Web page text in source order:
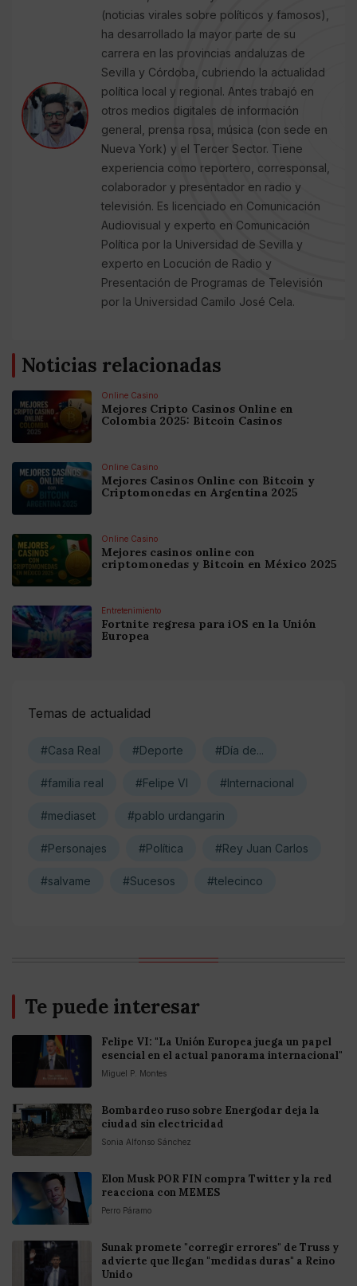
(noticias virales sobre políticos y famosos),
ha desarrollado la mayor parte de su
carrera en las provincias andaluzas de
Sevilla y Córdoba, cubriendo la actualidad
política local y regional. Antes trabajó en
otros medios digitales de información
general, prensa rosa, música (con sede en
Nueva York) y el Tercer Sector. Tiene
experiencia como reportero, corresponsal,
colaborador y presentador en radio y
televisión. Es licenciado en Comunicación
Audiovisual y experto en Comunicación
Política por la Universidad de Sevilla y
experto en Locución de Radio y
Presentación de Programas de Televisión
por la Universidad Camilo José Cela.
Noticias relacionadas
Online Casino
Mejores Cripto Casinos Online en
Colombia 2025: Bitcoin Casinos
Online Casino
Mejores Casinos Online con Bitcoin y
Criptomonedas en Argentina 2025
Online Casino
Mejores casinos online con
criptomonedas y Bitcoin en México 2025
Entretenimiento
Fortnite regresa para iOS en la Unión
Europea
Temas de actualidad
#Casa Real #Deporte #Día de...
#familia real #Felipe VI #Internacional
#mediaset #pablo urdangarin
#Personajes #Política #Rey Juan Carlos
#salvame #Sucesos #telecinco
Te puede interesar
Felipe VI: "La Unión Europea juega un papel
esencial en el actual panorama internacional"
Miguel P. Montes
Bombardeo ruso sobre Energodar deja la
ciudad sin electricidad
Sonia Alfonso Sánchez
Elon Musk POR FIN compra Twitter y la red
reacciona con MEMES
Perro Páramo
Sunak promete "corregir errores" de Truss y
advierte que llegan "medidas duras" a Reino
Unido